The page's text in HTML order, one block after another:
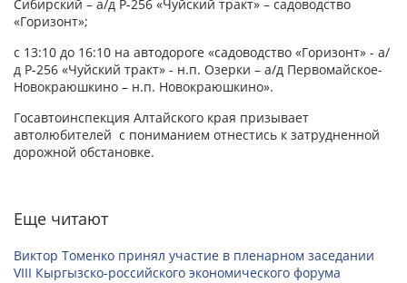
Сибирский – а/д Р-256 «Чуйский тракт» – садоводство
«Горизонт»;
с 13:10 до 16:10 на автодороге «садоводство «Горизонт» - а/
д Р-256 «Чуйский тракт» - н.п. Озерки – а/д Первомайское-
Новокраюшкино – н.п. Новокраюшкино».
Госавтоинспекция Алтайского края призывает
автолюбителей с пониманием отнестись к затрудненной
дорожной обстановке.
Еще читают
Виктор Томенко принял участие в пленарном заседании
VIII Кыргызско-российского экономического форума